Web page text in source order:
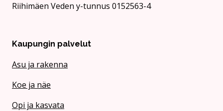
Riihimäen Veden y-tunnus 0152563-4
Kaupungin palvelut
Asu ja rakenna
Koe ja näe
Opi ja kasvata